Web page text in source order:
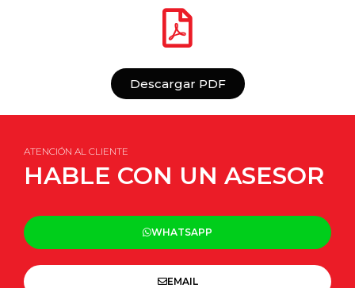
Descargar PDF
ATENCIÓN AL CLIENTE
HABLE CON UN ASESOR
WHATSAPP
EMAIL